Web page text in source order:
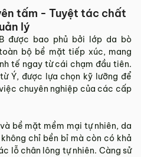
tấm - Tuyệt tác chất
lý
được bao phủ bởi lớp da bò
bộ bề mặt tiếp xúc, mang
tế ngay từ cái chạm đầu tiên.
Ý, được lựa chọn kỹ lưỡng để
chuyên nghiệp của các cấp
bề mặt mềm mại tự nhiên, da
chỉ bền bỉ mà còn có khả
lỗ chân lông tự nhiên. Càng sử
Zalo)